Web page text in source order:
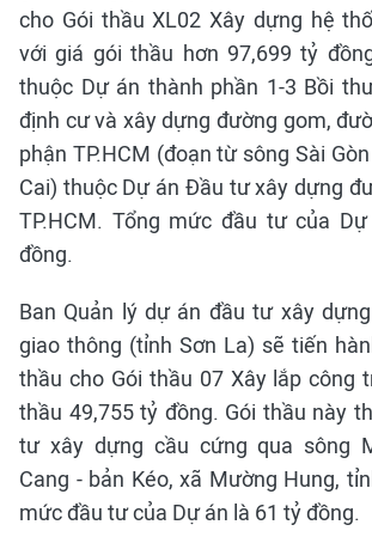
cho Gói thầu XL02 Xây dựng hệ
với giá gói thầu hơn 97,699 tỷ
thuộc Dự án thành phần 1-3 Bồi
định cư và xây dựng đường gom,
phận TP.HCM (đoạn từ sông Sài
Cai) thuộc Dự án Đầu tư xây dựng
TP.HCM. Tổng mức đầu tư của
đồng.
Ban Quản lý dự án đầu tư xây
giao thông (tỉnh Sơn La) sẽ tiến
thầu cho Gói thầu 07 Xây lắp công
thầu 49,755 tỷ đồng. Gói thầu này
tư xây dựng cầu cứng qua sông
Cang - bản Kéo, xã Mường Hung,
mức đầu tư của Dự án là 61 tỷ đồng.